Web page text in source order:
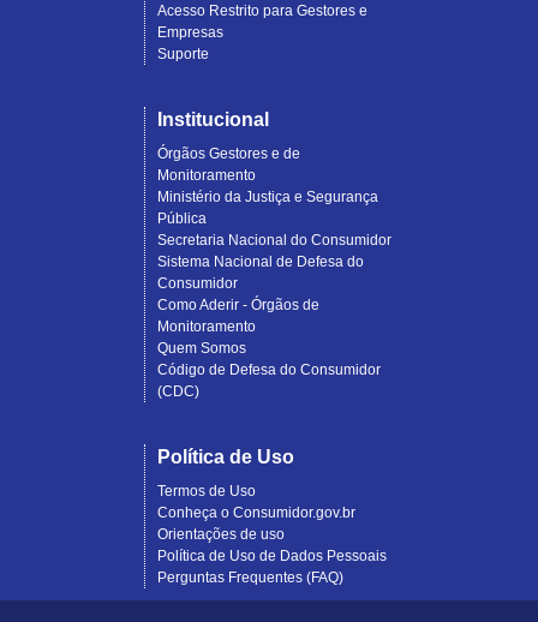
Acesso Restrito para Gestores e
Empresas
Suporte
Institucional
Órgãos Gestores e de
Monitoramento
Ministério da Justiça e Segurança
Pública
Secretaria Nacional do Consumidor
Sistema Nacional de Defesa do
Consumidor
Como Aderir - Órgãos de
Monitoramento
Quem Somos
Código de Defesa do Consumidor
(CDC)
Política de Uso
Termos de Uso
Conheça o Consumidor.gov.br
Orientações de uso
Política de Uso de Dados Pessoais
Perguntas Frequentes (FAQ)